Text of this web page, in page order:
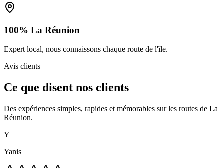
100% La Réunion
Expert local, nous connaissons chaque route de l'île.
Avis clients
Ce que disent nos clients
Des expériences simples, rapides et mémorables sur les routes de La
Réunion.
Y
Yanis